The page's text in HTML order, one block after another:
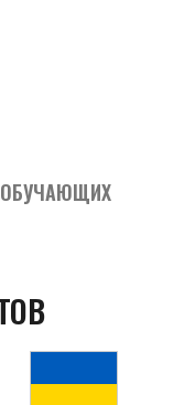
ОБУЧАЮЩИХ